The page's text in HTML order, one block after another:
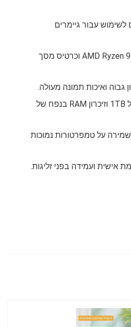
לשימוש עבור גיימרים
ביצועים גבוהים עם מעבד AMD Ryzen 9 וכרטיס מסך
אחסון SSD מהיר בנפח של 1TB וזיכרון RAM בנפח של
על טמפרטורות נמוכות